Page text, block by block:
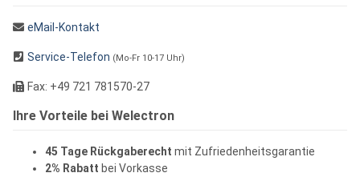
eMail-Kontakt
Service-Telefon (Mo-Fr 10-17 Uhr)
Fax: +49 721 781570-27
Ihre Vorteile bei Welectron
45 Tage Rückgaberecht mit Zufriedenheitsgarantie
2% Rabatt bei Vorkasse